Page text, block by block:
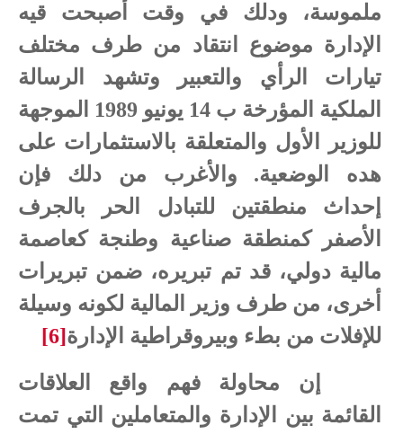
ملموسة، ودلك في وقت أصبحت قيه
الإدارة موضوع انتقاد من طرف مختلف
تيارات الرأي والتعبير وتشهد الرسالة
الملكية المؤرخة ب 14 يونيو 1989 الموجهة
للوزير الأول والمتعلقة بالاستثمارات على
هده الوضعية. والأغرب من دلك فإن
إحداث منطقتين للتبادل الحر بالجرف
الأصفر كمنطقة صناعية وطنجة كعاصمة
مالية دولي، قد تم تبريره، ضمن تبريرات
أخرى، من طرف وزير المالية لكونه وسيلة
للإفلات من بطء وبيروقراطية الإدارة[6]
إن محاولة فهم واقع العلاقات
القائمة بين الإدارة والمتعاملين التي تمت